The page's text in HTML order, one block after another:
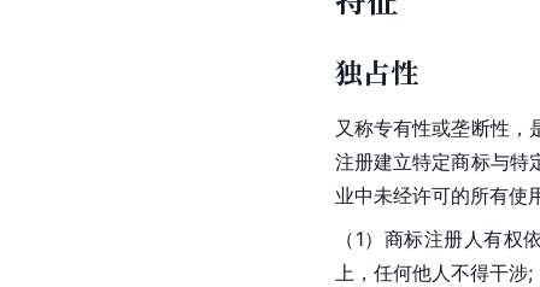
独占性
又称专有性或垄断性，
注册建立特定商标与特
业中未经许可的所有使
（1）商标注册人有权
上，任何他人不得干涉;